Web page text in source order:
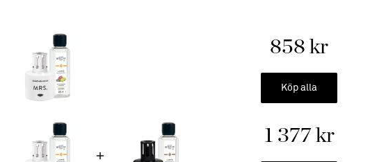
är i frukten beror på var den har vuxit och på så sätt kan man variera
Jonathan Adler
tea
858 kr
Köp alla
1 377 kr